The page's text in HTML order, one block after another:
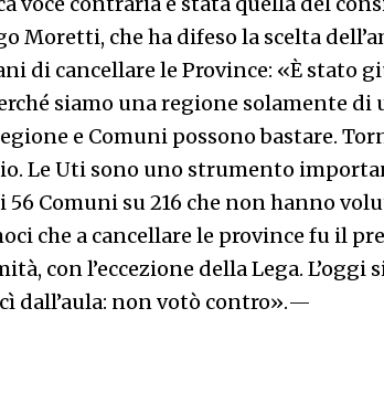
Moretti, che ha difeso la scelta
di cancellare le Province: «È stato
siamo una regione solamente di
e Comuni possono bastare.
Le Uti sono uno strumento
56 Comuni su 216 che non hanno
che a cancellare le province fu il
con l’eccezione della Lega. L’oggi
dall’aula: non votò contro».—